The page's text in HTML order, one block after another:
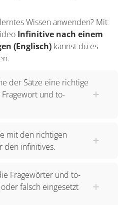
Wissen anwenden? Mit
Infinitive nach einem
(Englisch) kannst du es
der Sätze eine richtige
und to-
mit den richtigen
den infinitives.
Fragewörter und to-
falsch eingesetzt